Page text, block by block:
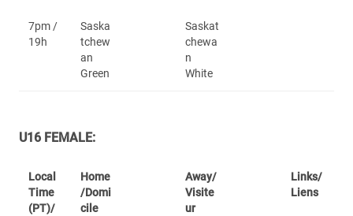
7pm /
19h
Saska
tchew
an
Green
Saskat
chewa
n
White
U16 FEMALE:
Local
Time
(PT)/
Home
/Domi
cile
Away/
Visite
ur
Links/
Liens